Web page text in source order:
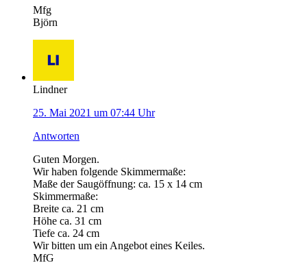
Mfg
Björn
Lindner
25. Mai 2021 um 07:44 Uhr
Antworten
Guten Morgen.
Wir haben folgende Skimmermaße:
Maße der Saugöffnung: ca. 15 x 14 cm
Skimmermaße:
Breite ca. 21 cm
Höhe ca. 31 cm
Tiefe ca. 24 cm
Wir bitten um ein Angebot eines Keiles.
MfG